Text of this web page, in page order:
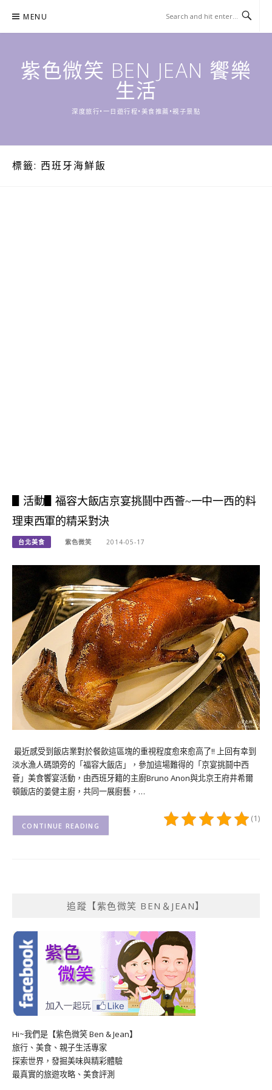
content
MENU
紫色微笑 BEN JEAN 饗樂
生活
深度旅行•一日遊行程•美食推薦•親子景點
標籤: 西班牙海鮮飯
▋活動▋福容大飯店京宴挑鬪中西薈~一中一西的料
理東西軍的精采對決
台北美食 紫色微笑 2014-05-17
最近感受到飯店業對於餐飲這區塊的重視程度愈來愈高了!! 上回有幸到
淡水漁人碼頭旁的「福容大飯店」，參加這場難得的「京宴挑鬪中西
薈」美食饗宴活動，由西班牙籍的主廚Bruno Anon與北京王府井希爾
頓飯店的姜健主廚，共同一展廚藝，…
(1)
CONTINUE READING
追蹤【紫色微笑 BEN＆JEAN】
Hi~我們是【紫色微笑 Ben & Jean】
旅行、美食、親子生活專家
探索世界，發掘美味與精彩體驗
最真實的旅遊攻略、美食評測